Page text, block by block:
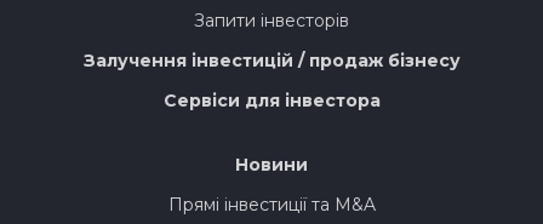
Запити інвесторів
Залучення інвестицій / продаж бізнесу
Сервіси для інвестора
Новини
Прямі інвестиції та M&A